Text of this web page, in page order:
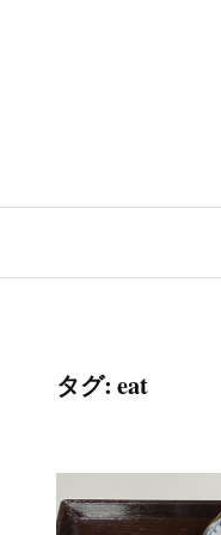
タグ:eat